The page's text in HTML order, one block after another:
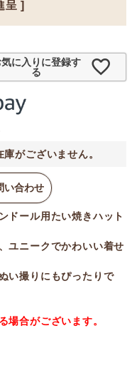
呈 ]
気に入りに登録す
る
がございません。
い合わせ
ドール用たい焼きハット
ユニークでかわいい着せ
い撮りにもぴったりで
場合がございます。